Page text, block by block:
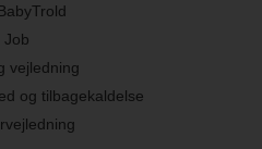
Job
vejledning
og tilbagekaldelse